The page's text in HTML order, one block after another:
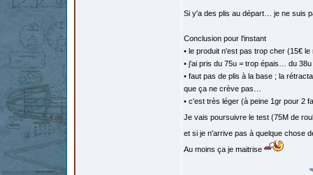
Si y'a des plis au départ… je ne suis
Conclusion pour l'instant
• le produit n'est pas trop cher (15€
• j'ai pris du 75u = trop épais… du
• faut pas de plis à la base ; la
que ça ne crève pas…
• c'est très léger (à peine 1gr pour 2
Je vais poursuivre le test (75M de
et si je n'arrive pas à quelque chose
Au moins ça je maitrise